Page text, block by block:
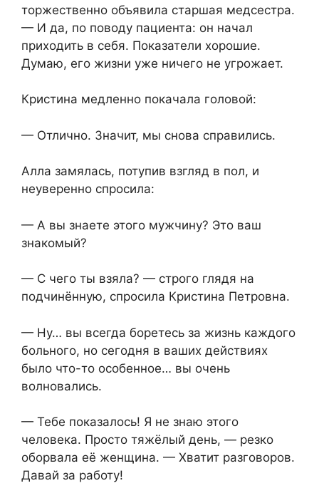
торжественно объявила старшая медсестра.
— И да, по поводу пациента: он начал
приходить в себя. Показатели хорошие.
Думаю, его жизни уже ничего не угрожает.
Кристина медленно покачала головой:
— Отлично. Значит, мы снова справились.
Алла замялась, потупив взгляд в пол, и
неуверенно спросила:
— А вы знаете этого мужчину? Это ваш
знакомый?
— С чего ты взяла? — строго глядя на
подчинённую, спросила Кристина Петровна.
— Ну… вы всегда боретесь за жизнь каждого
больного, но сегодня в ваших действиях
было что-то особенное… вы очень
волновались.
— Тебе показалось! Я не знаю этого
человека. Просто тяжёлый день, — резко
оборвала её женщина. — Хватит разговоров.
Давай за работу!